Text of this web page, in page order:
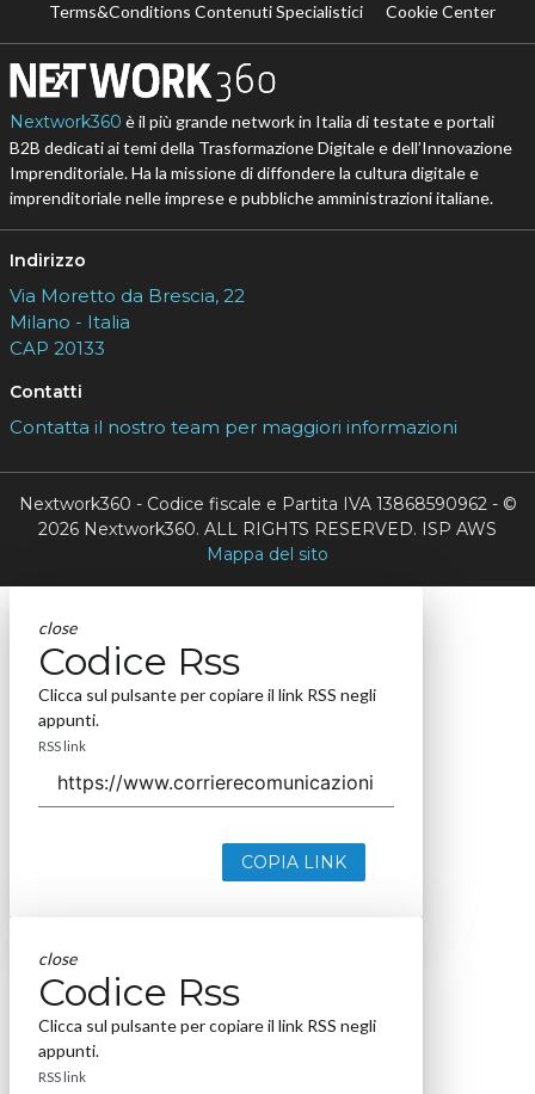
Terms&Conditions Contenuti Specialistici
Cookie Center
Nextwork360 è il più grande network in Italia di testate e portali
B2B dedicati ai temi della Trasformazione Digitale e dell’Innovazione
Imprenditoriale. Ha la missione di diffondere la cultura digitale e
imprenditoriale nelle imprese e pubbliche amministrazioni italiane.
Indirizzo
Via Moretto da Brescia, 22
Milano - Italia
CAP 20133
Contatti
Contatta il nostro team per maggiori informazioni
Nextwork360 - Codice fiscale e Partita IVA 13868590962 - ©
2026 Nextwork360. ALL RIGHTS RESERVED. ISP AWS
Mappa del sito
close
Codice Rss
Clicca sul pulsante per copiare il link RSS negli
appunti.
RSS link
COPIA LINK
close
Codice Rss
Clicca sul pulsante per copiare il link RSS negli
appunti.
RSS link